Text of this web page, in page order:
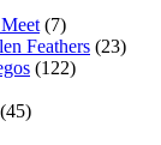
(7)
Feathers (23)
(122)
(45)